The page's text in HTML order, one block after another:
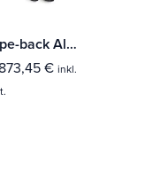
Milltek Front Pipe-back Alfa Romeo Giulia Quadrifoglio 2.9 V6 Bi-Turbo (Modelle ohne OPF/GPF) Mit TÜV / ECE Zulassung!
€ inkl.